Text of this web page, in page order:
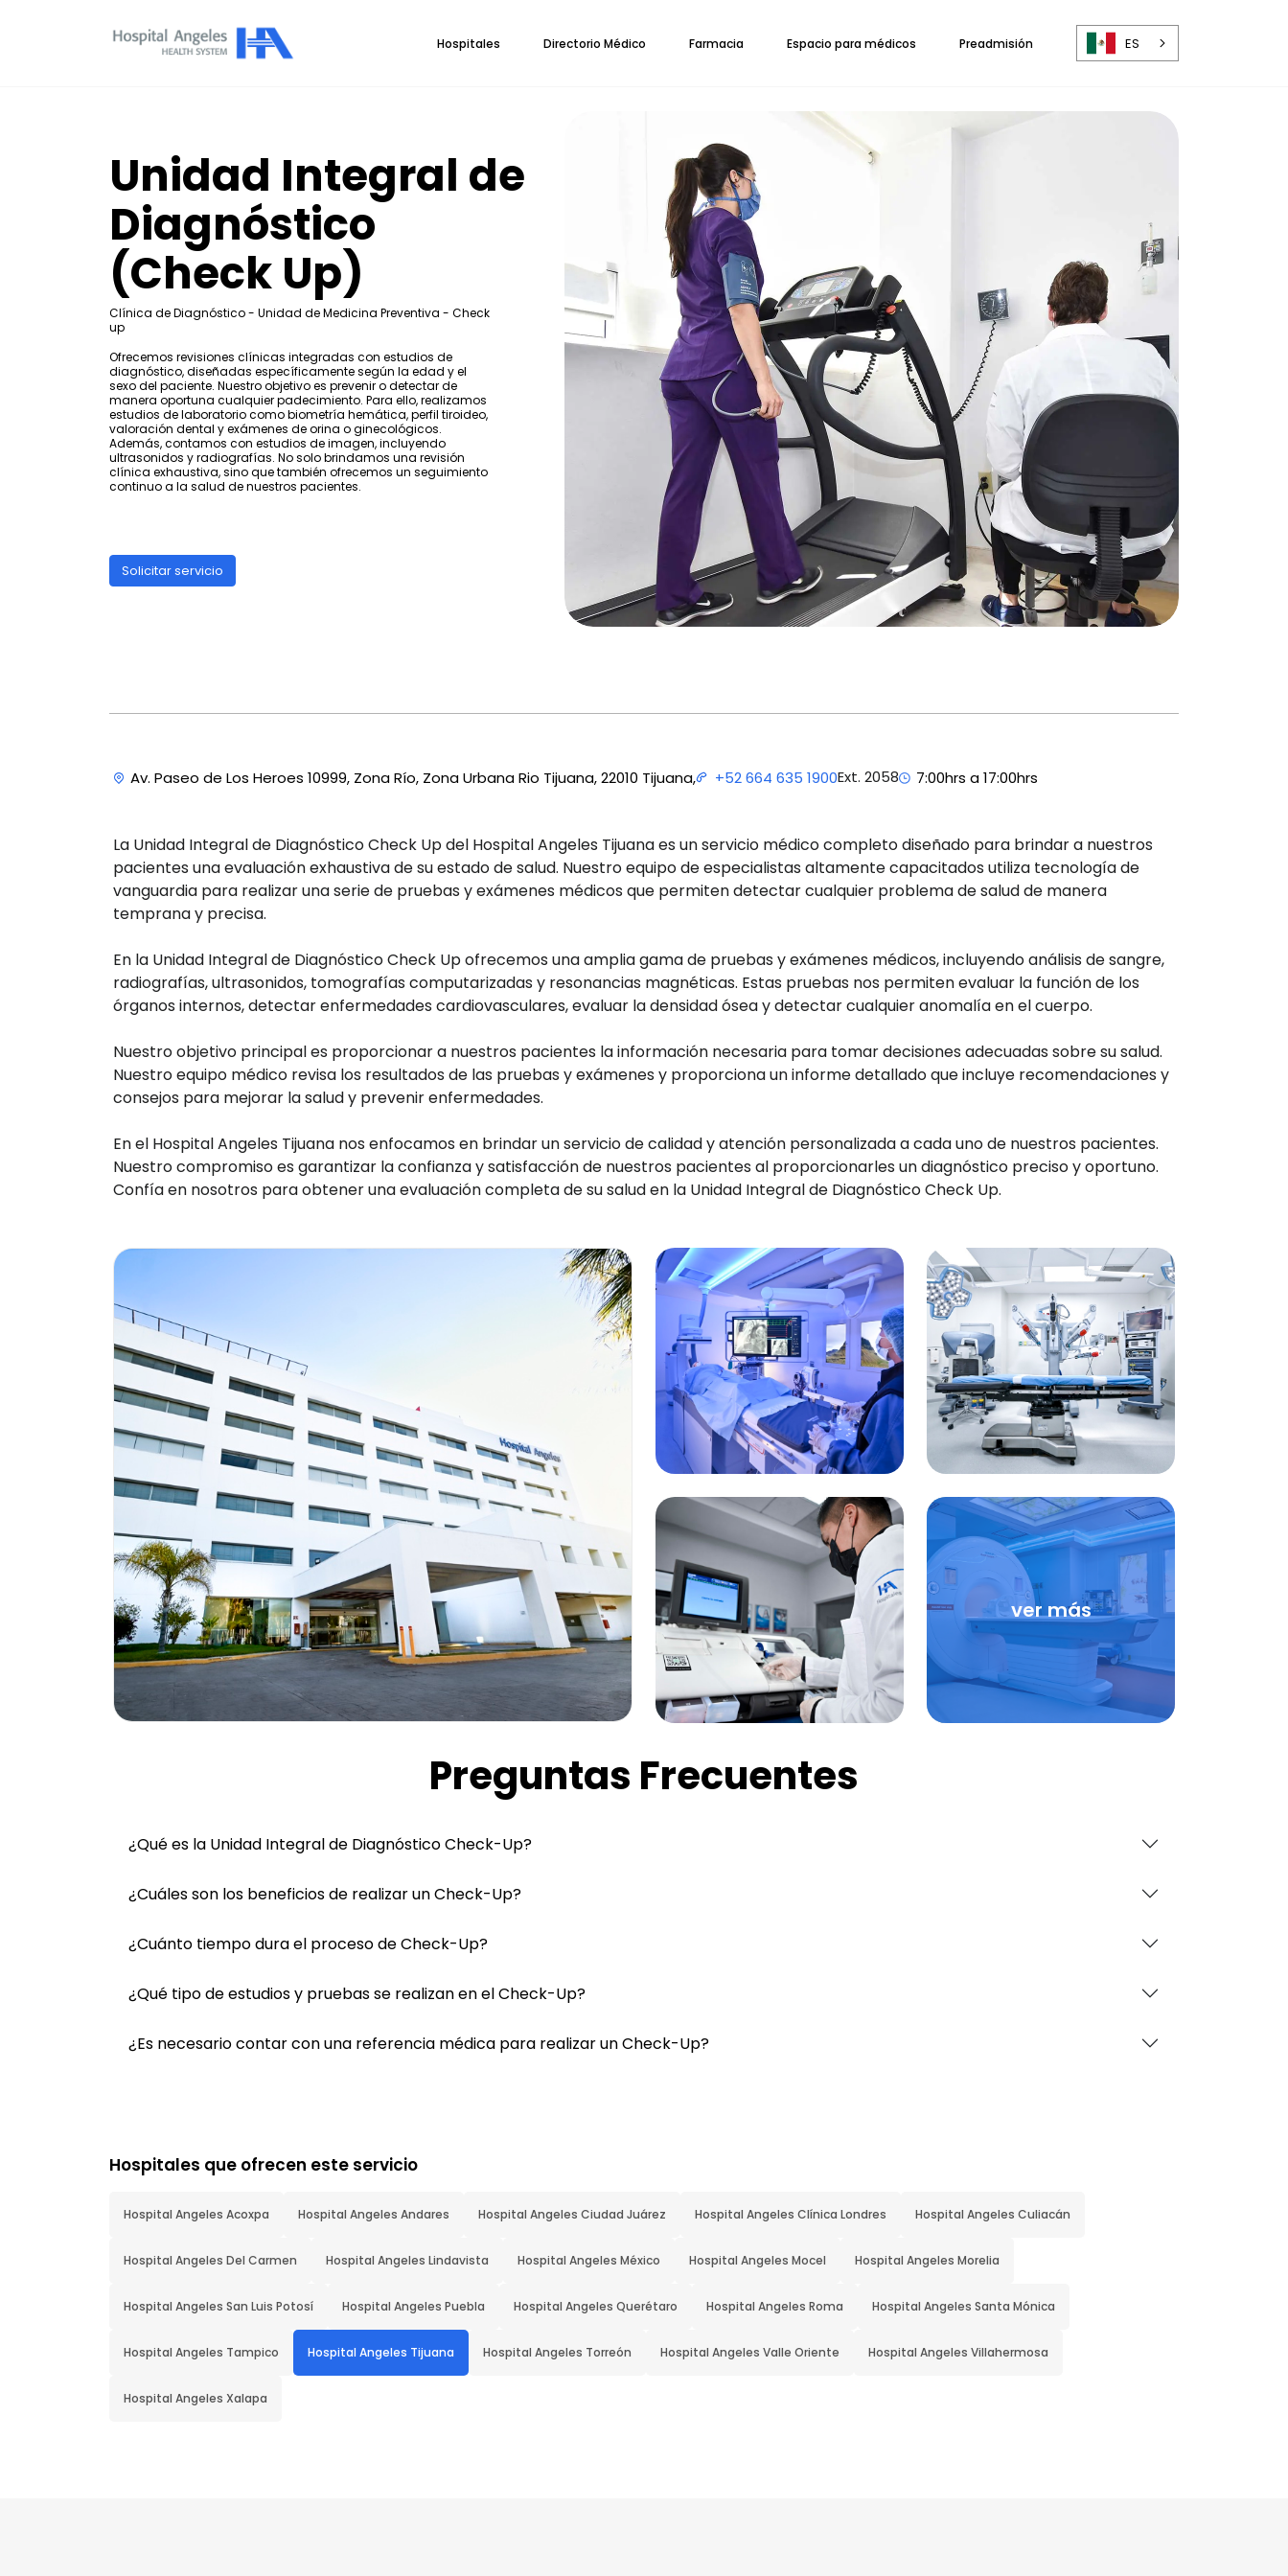
Hospitales Directorio Médico Farmacia Espacio para médicos Preadmisión ES
Unidad Integral de
Diagnóstico
(Check Up)
Clínica de Diagnóstico - Unidad de Medicina Preventiva - Check
up
Ofrecemos revisiones clínicas integradas con estudios de
diagnóstico, diseñadas específicamente según la edad y el
sexo del paciente. Nuestro objetivo es prevenir o detectar de
manera oportuna cualquier padecimiento. Para ello, realizamos
estudios de laboratorio como biometría hemática, perfil tiroideo,
valoración dental y exámenes de orina o ginecológicos.
Además, contamos con estudios de imagen, incluyendo
ultrasonidos y radiografías. No solo brindamos una revisión
clínica exhaustiva, sino que también ofrecemos un seguimiento
continuo a la salud de nuestros pacientes.
Solicitar servicio
Av. Paseo de Los Heroes 10999, Zona Río, Zona Urbana Rio Tijuana, 22010 Tijuana, +52 664 635 1900Ext. 2058 7:00hrs a 17:00hrs
La Unidad Integral de Diagnóstico Check Up del Hospital Angeles Tijuana es un servicio médico completo diseñado para brindar a nuestros
pacientes una evaluación exhaustiva de su estado de salud. Nuestro equipo de especialistas altamente capacitados utiliza tecnología de
vanguardia para realizar una serie de pruebas y exámenes médicos que permiten detectar cualquier problema de salud de manera
temprana y precisa.
En la Unidad Integral de Diagnóstico Check Up ofrecemos una amplia gama de pruebas y exámenes médicos, incluyendo análisis de sangre,
radiografías, ultrasonidos, tomografías computarizadas y resonancias magnéticas. Estas pruebas nos permiten evaluar la función de los
órganos internos, detectar enfermedades cardiovasculares, evaluar la densidad ósea y detectar cualquier anomalía en el cuerpo.
Nuestro objetivo principal es proporcionar a nuestros pacientes la información necesaria para tomar decisiones adecuadas sobre su salud.
Nuestro equipo médico revisa los resultados de las pruebas y exámenes y proporciona un informe detallado que incluye recomendaciones y
consejos para mejorar la salud y prevenir enfermedades.
En el Hospital Angeles Tijuana nos enfocamos en brindar un servicio de calidad y atención personalizada a cada uno de nuestros pacientes.
Nuestro compromiso es garantizar la confianza y satisfacción de nuestros pacientes al proporcionarles un diagnóstico preciso y oportuno.
Confía en nosotros para obtener una evaluación completa de su salud en la Unidad Integral de Diagnóstico Check Up.
ver más
Preguntas Frecuentes
¿Qué es la Unidad Integral de Diagnóstico Check-Up?
¿Cuáles son los beneficios de realizar un Check-Up?
¿Cuánto tiempo dura el proceso de Check-Up?
¿Qué tipo de estudios y pruebas se realizan en el Check-Up?
¿Es necesario contar con una referencia médica para realizar un Check-Up?
Hospitales que ofrecen este servicio
Hospital Angeles Acoxpa Hospital Angeles Andares Hospital Angeles Ciudad Juárez Hospital Angeles Clínica Londres Hospital Angeles Culiacán
Hospital Angeles Del Carmen Hospital Angeles Lindavista Hospital Angeles México Hospital Angeles Mocel Hospital Angeles Morelia
Hospital Angeles San Luis Potosí Hospital Angeles Puebla Hospital Angeles Querétaro Hospital Angeles Roma Hospital Angeles Santa Mónica
Hospital Angeles Tampico Hospital Angeles Tijuana Hospital Angeles Torreón Hospital Angeles Valle Oriente Hospital Angeles Villahermosa
Hospital Angeles Xalapa